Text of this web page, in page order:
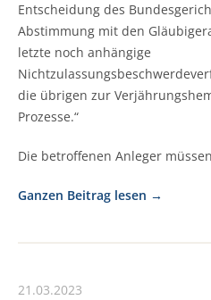
Entscheidung des
Abstimmung mit den
letzte noch anhängige
die übrigen zur
Prozesse.“
Die betroffenen Anleger
Ganzen Beitrag lesen
21.03.2023